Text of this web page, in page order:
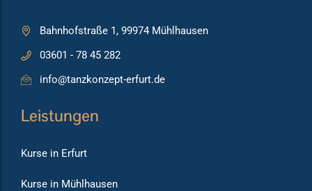
Bahnhofstraße 1, 99974 Mühlhausen
03601 - 78 45 282
info@tanzkonzept-erfurt.de
Leistungen
Kurse in Erfurt
Kurse in Mühlhausen